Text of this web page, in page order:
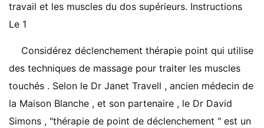
travail et les muscles du dos supérieurs. Instructions
Le 1
Considérez déclenchement thérapie point qui utilise
des techniques de massage pour traiter les muscles
touchés . Selon le Dr Janet Travell , ancien médecin de
la Maison Blanche , et son partenaire , le Dr David
Simons , "thérapie de point de déclenchement " est un